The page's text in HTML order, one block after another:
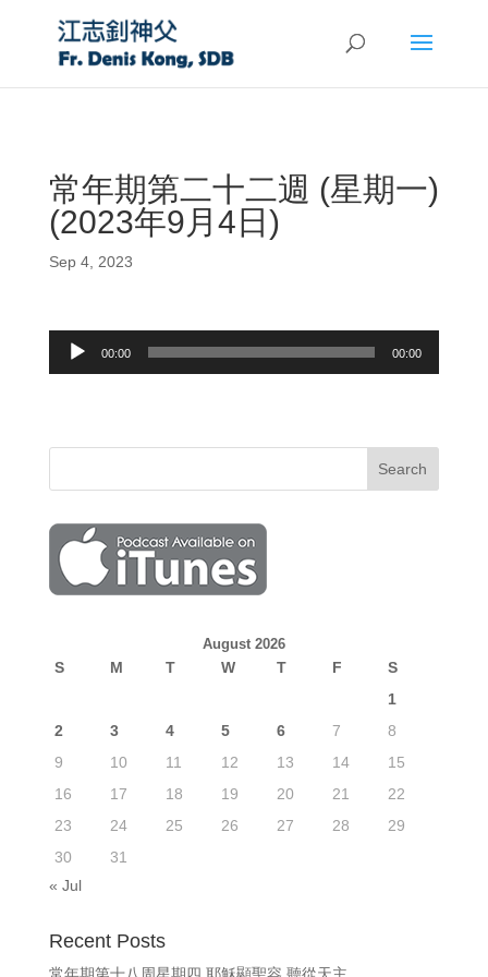
常年期第二十二週 (星期一)
(2023年9月4日)
Sep 4, 2023
Audio
00:00 00:00
August 2026
S M T W T F
S
1
2
3 4 5 6 7
8
9
10 11 12 13 14
15
16
17 18 19 20 21
22
23
24 25 26 27 28
29
30
31
« Jul
Recent Posts